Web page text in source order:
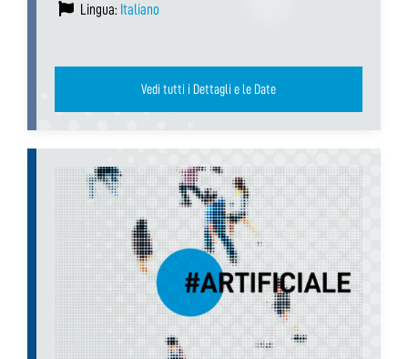
Lingua: Italiano
Vedi tutti i Dettagli e le Date